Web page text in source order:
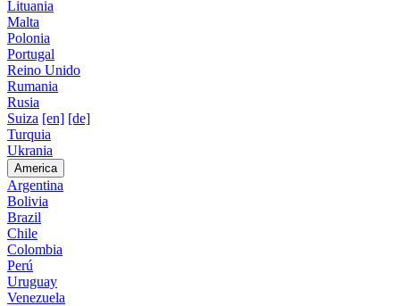
Lituania
Malta
Polonia
Portugal
Reino Unido
Rumania
Rusia
Suiza [en] [de]
Turquia
Ukrania
America
Argentina
Bolivia
Brazil
Chile
Colombia
Perú
Uruguay
Venezuela